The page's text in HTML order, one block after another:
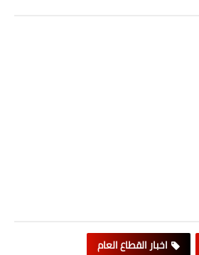
اخبار القطاع العام